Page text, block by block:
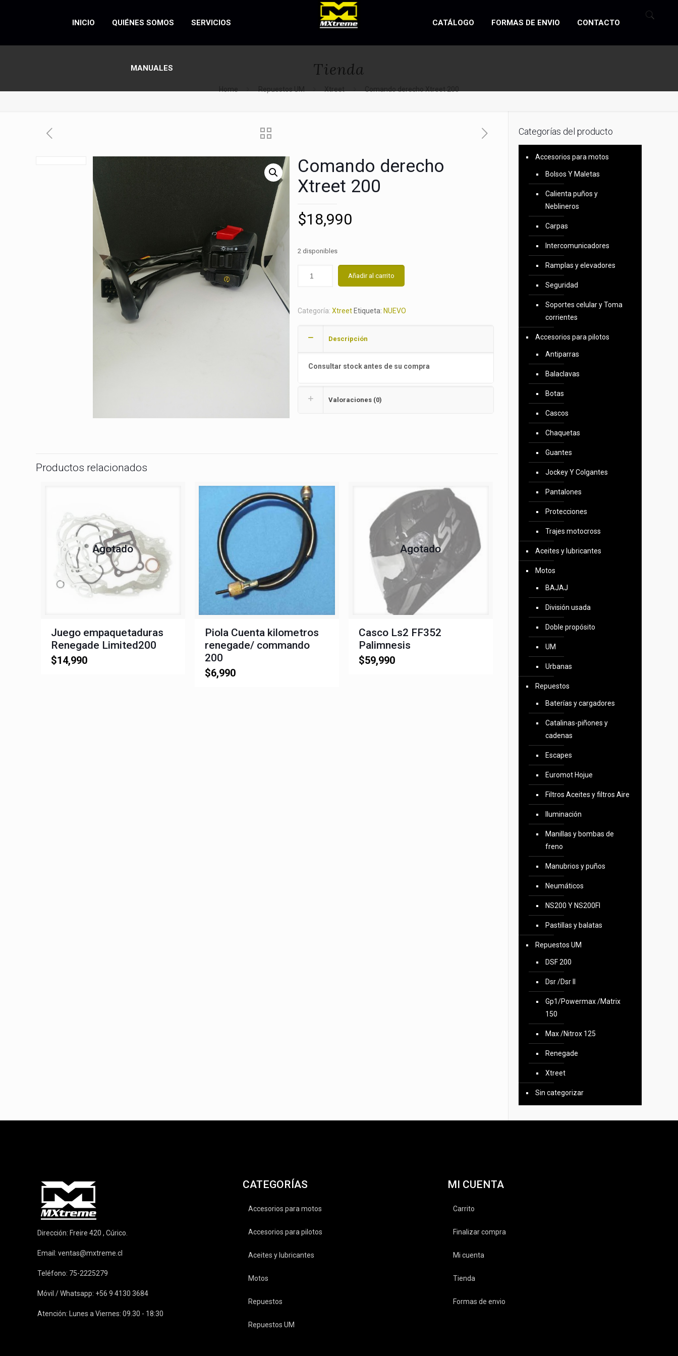
INICIO QUIÉNES SOMOS SERVICIOS
MANUALES
CATÁLOGO FORMAS DE ENVIO CONTACTO
Tienda
Comando derecho
Xtreet 200
$18,990
2 disponibles
Añadir al carrito
Categoría:Xtreet Etiqueta: NUEVO
Descripción
Consultar stock antes de su compra
Valoraciones (0)
Productos relacionados
Agotado
Juego empaquetaduras
Renegade Limited200
$14,990
Piola Cuenta kilometros
renegade/ commando
200
$6,990
Agotado
Casco Ls2 FF352
Palimnesis
$59,990
Categorías del producto
Accesorios para motos
Bolsos Y Maletas
Calienta puños y
Neblineros
Carpas
Intercomunicadores
Ramplas y elevadores
Seguridad
Soportes celular y Toma
corrientes
Accesorios para pilotos
Antiparras
Balaclavas
Botas
Cascos
Chaquetas
Guantes
Jockey Y Colgantes
Pantalones
Protecciones
Trajes motocross
Aceites y lubricantes
Motos
BAJAJ
División usada
Doble propósito
UM
Urbanas
Repuestos
Baterías y cargadores
Catalinas-piñones y
cadenas
Escapes
Euromot Hojue
Filtros Aceites y filtros Aire
Iluminación
Manillas y bombas de
freno
Manubrios y puños
Neumáticos
NS200 Y NS200FI
Pastillas y balatas
Repuestos UM
DSF 200
Dsr /Dsr II
Gp1/Powermax /Matrix
150
Max /Nitrox 125
Renegade
Xtreet
Sin categorizar
Dirección: Freire 420 , Cúrico.
Email:ventas@mxtreme.cl
Teléfono: 75-2225279
Móvil / Whatsapp: +56 9 4130 3684
Atención: Lunes a Viernes: 09.30 - 18:30
CATEGORÍAS
Accesorios para motos
Accesorios para pilotos
Aceites y lubricantes
Motos
Repuestos
Repuestos UM
MI CUENTA
Carrito
Finalizar compra
Mi cuenta
Tienda
Formas de envio